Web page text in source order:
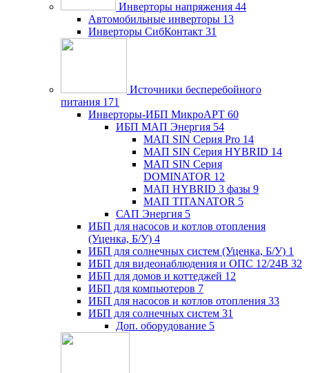
Инверторы напряжения 44
Автомобильные инверторы 13
Инверторы СибКонтакт 31
Источники бесперебойного
питания 171
Инверторы-ИБП МикроАРТ 60
ИБП МАП Энергия 54
МАП SIN Серия Pro 14
МАП SIN Серия HYBRID 14
МАП SIN Серия
DOMINATOR 12
МАП HYBRID 3 фазы 9
МАП TITANATOR 5
САП Энергия 5
ИБП для насосов и котлов отопления
(Уценка, Б/У) 4
ИБП для солнечных систем (Уценка, Б/У) 1
ИБП для видеонаблюдения и ОПС 12/24В 32
ИБП для домов и коттеджей 12
ИБП для компьютеров 7
ИБП для насосов и котлов отопления 33
ИБП для солнечных систем 31
Доп. оборудование 5